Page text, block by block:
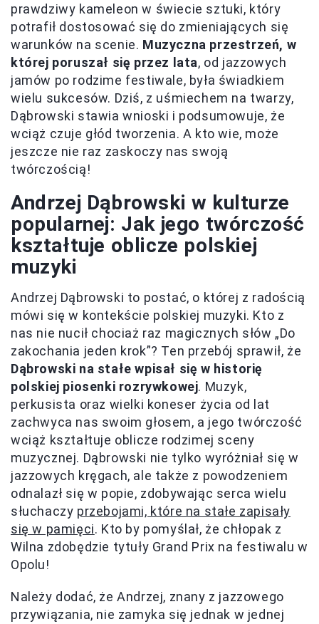
prawdziwy kameleon w świecie sztuki, który
potrafił dostosować się do zmieniających się
warunków na scenie. Muzyczna przestrzeń, w
której poruszał się przez lata, od jazzowych
jamów po rodzime festiwale, była świadkiem
wielu sukcesów. Dziś, z uśmiechem na twarzy,
Dąbrowski stawia wnioski i podsumowuje, że
wciąż czuje głód tworzenia. A kto wie, może
jeszcze nie raz zaskoczy nas swoją
twórczością!
Andrzej Dąbrowski w kulturze
popularnej: Jak jego twórczość
kształtuje oblicze polskiej
muzyki
Andrzej Dąbrowski to postać, o której z radością
mówi się w kontekście polskiej muzyki. Kto z
nas nie nucił chociaż raz magicznych słów „Do
zakochania jeden krok”? Ten przebój sprawił, że
Dąbrowski na stałe wpisał się w historię
polskiej piosenki rozrywkowej. Muzyk,
perkusista oraz wielki koneser życia od lat
zachwyca nas swoim głosem, a jego twórczość
wciąż kształtuje oblicze rodzimej sceny
muzycznej. Dąbrowski nie tylko wyróżniał się w
jazzowych kręgach, ale także z powodzeniem
odnalazł się w popie, zdobywając serca wielu
słuchaczy przebojami, które na stałe zapisały
się w pamięci. Kto by pomyślał, że chłopak z
Wilna zdobędzie tytuły Grand Prix na festiwalu w
Opolu!
Należy dodać, że Andrzej, znany z jazzowego
przywiązania, nie zamyka się jednak w jednej